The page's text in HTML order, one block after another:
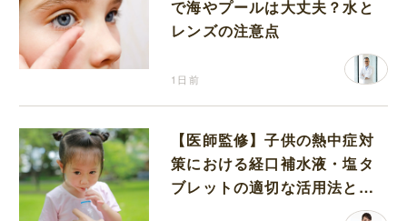
で海やプールは大丈夫？水と
レンズの注意点
1日前
【医師監修】子供の熱中症対
策における経口補水液・塩タ
ブレットの適切な活用法と水